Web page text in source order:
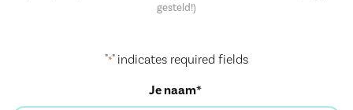
gesteld!)
"*" indicates required fields
Je naam*